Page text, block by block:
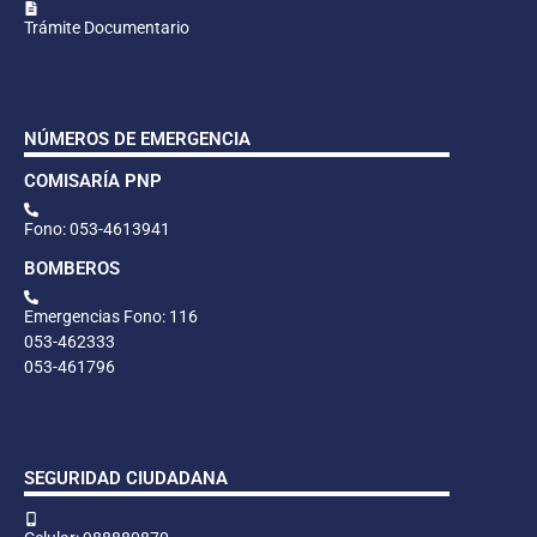
Trámite Documentario
NÚMEROS DE EMERGENCIA
COMISARÍA PNP
Fono: 053-4613941
BOMBEROS
Emergencias Fono: 116
053-462333
053-461796
SEGURIDAD CIUDADANA